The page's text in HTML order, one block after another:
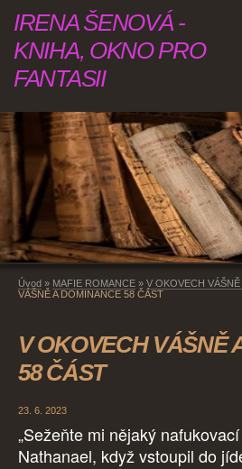
IRENA ŠENOVÁ -
KNIHA, OKNO PRO
FANTASII
Úvod » MAFIE ROMANCE » V OKOVECH
VÁŠNĚ A DOMINANCE 58 ČÁST
V OKOVECH VÁŠNĚ
58 ČÁST
23. 6. 2023
„Sežeňte mi nějaký
Nathanael, když vstoupil do